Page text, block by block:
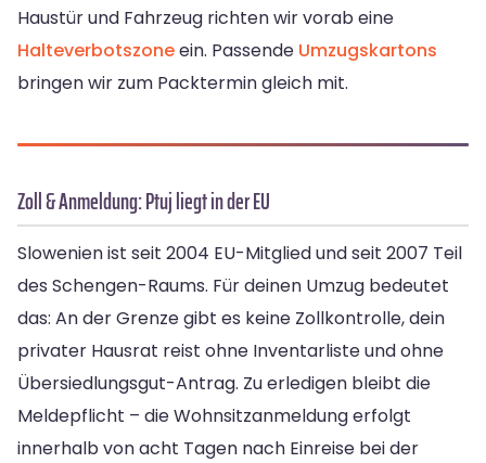
Haustür und Fahrzeug richten wir vorab eine
Halteverbotszoneein. Passende Umzugskartons
bringen wir zum Packtermin gleich mit.
Zoll & Anmeldung: Ptuj liegt in der EU
Slowenien ist seit 2004 EU-Mitglied und seit 2007 Teil
des Schengen-Raums. Für deinen Umzug bedeutet
das: An der Grenze gibt es keine Zollkontrolle, dein
privater Hausrat reist ohne Inventarliste und ohne
Übersiedlungsgut-Antrag. Zu erledigen bleibt die
Meldepflicht – die Wohnsitzanmeldung erfolgt
innerhalb von acht Tagen nach Einreise bei der